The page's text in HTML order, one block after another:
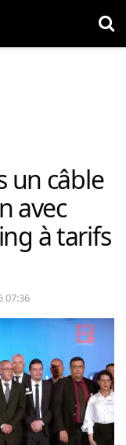
un câble
avec
à tarifs
07:36